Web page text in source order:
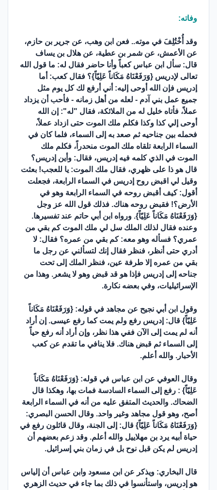
وفاته:
وقد أُخْتُلِفَ في موته.. فعن ابن وهب، عن جرير بن حازم،
عن الأعمش، عن شمر بن عطية، عن هلال بن يساف
قال: سأل ابن عباس كعباً وأنا حاضر فقال له: ما قول الله
تعالى لإدريس {وَرَفَعْنَاهُ مَكَاناً عَلِيّاً}؟ فقال كعب: أما
إدريس فإن الله أوحى إليه: أني أرفع لك كل يوم مثل
جميع عمل بني آدم - لعله من أهل زمانه - فأحب أن يزداد
عملاً، فأتاه خليل له من الملائكة، فقال "له": إن الله
أوحى إلي كذا وكذا فكلم ملك الموت حتى ازداد عملاً،
فحمله بين جناحيه ثم صعد به إلى السماء، فلما كان في
السماء الرابعة تلقاه ملك الموت منحدراً، فكلم ملك
الموت في الذي كلمه فيه إدريس، فقال: وأين إدريس؟
قال هو ذا على ظهري، فقال ملك الموت: يا للعجب! بعثت
وقيل لي اقبض روح إدريس في السماء الرابعة، فجعلت
أقول: كيف أقبض روحه في السماء الرابعة وهو في
الأرض؟! فقبض روحه هناك. فذلك قول الله عز وجل
{وَرَفَعْنَاهُ مَكَاناً عَلِيّاً}. ورواه ابن أبي حاتم عند تفسيرها.
وعنده فقال لذلك الملك سل لي ملك الموت كم بقي من
عمري؟ فسأله وهو معه: كم بقي من عمره؟ فقال: لا
أدري حتى أنظر، فنظر فقال إنك لتسألني عن رجل ما
بقي من عمره إلا طرفة عين، فنظر الملك إلى تحت
جناحه إلى إدريس فإذا هو قد قبض وهو لا يشعر. وهذا من
الإسرائيليات، وفي بعضه نكارة.
وقول ابن أبي نجيح عن مجاهد في قوله: {وَرَفَعْنَاهُ مَكَاناً
عَلِيّاً} قال: إدريس رفع ولم يمت كما رفع عيسى. إن أراد
أنه لم يمت إلى الآن ففي هذا نظر، وإن أراد أنه رفع حياً
إلى السماء ثم قبض هناك. فلا ينافي ما تقدم عن كعب
الأحبار. والله أعلم.
وقال العوفي عن ابن عباس في قوله: {وَرَفَعْنَاهُ مَكَاناً
عَلِيّاً} : رفع إلى السماء السادسة فمات بها، وهكذا قال
الضحاك. والحديث المتفق عليه من أنه في السماء الرابعة
أصح، وهو قول مجاهد وغير واحد. وقال الحسن البصري:
{وَرَفَعْنَاهُ مَكَاناً عَلِيّاً} قال: إلى الجنة، وقال قائلون رفع في
حياة أبيه يرد بن مهلاييل والله أعلم. وقد زعم بعضهم أن
إدريس لم يكن قبل نوح بل في زمان بني إسرائيل.
قال البخاري: ويذكر عن ابن مسعود وابن عباس أن إلياس
هو إدريس، واستأنسوا في ذلك بما جاء في حديث الزهري